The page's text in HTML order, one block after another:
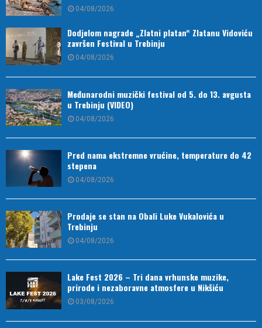
04/08/2026
Dodjelom nagrade „Zlatni platan“ Zlatanu Vidoviću
završen Festival u Trebinju
04/08/2026
Međunarodni muzički festival od 5. do 13. avgusta
u Trebinju (VIDEO)
04/08/2026
Pred nama ekstremne vrućine, temperature do 42
stepena
04/08/2026
Prodaje se stan na Obali Luke Vukalovića u
Trebinju
04/08/2026
Lake Fest 2026 – Tri dana vrhunske muzike,
prirode i nezaboravne atmosfere u Nikšiću
03/08/2026